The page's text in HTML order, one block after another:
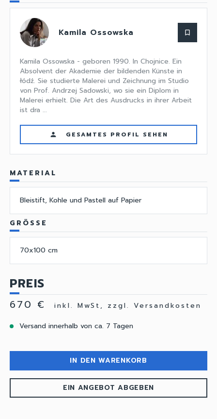
Kamila Ossowska bookmark_border
Kamila Ossowska - geboren 1990. In Chojnice. Ein
Absolvent der Akademie der bildenden Künste in
łódź. Sie studierte Malerei und Zeichnung im Studio
von Prof. Andrzej Sadowski, wo sie ein Diplom in
Malerei erhielt. Die Art des Ausdrucks in ihrer Arbeit
ist dra ...
person GESAMTES PROFIL SEHEN
MATERIAL
Bleistift, Kohle und Pastell auf Papier
GRÖSSE
70x100 cm
PREIS
670 €
inkl. MwSt, zzgl. Versandkosten
Versand innerhalb von ca. 7 Tagen
IN DEN WARENKORB
EIN ANGEBOT ABGEBEN